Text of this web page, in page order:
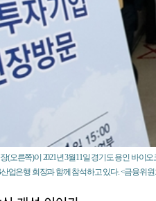
(오른쪽)이 2021년 3월11일 경기도 용인 바이
업은행 회장과 함께 참석하고 있다. <금융위원